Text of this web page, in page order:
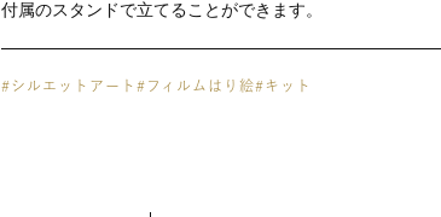
付属のスタンドで立てることができます。
#シルエットアート #フィルムはり絵#キット